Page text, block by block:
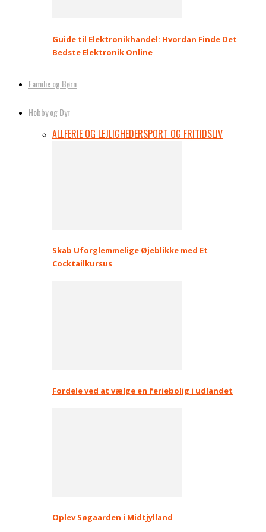
Guide til Elektronikhandel: Hvordan Finde Det
Bedste Elektronik Online
Familie og Børn
Hobby og Dyr
ALLFERIE OG LEJLIGHEDERSPORT OG FRITIDSLIV
Skab Uforglemmelige Øjeblikke med Et
Cocktailkursus
Fordele ved at vælge en feriebolig i udlandet
Oplev Søgaarden i Midtjylland